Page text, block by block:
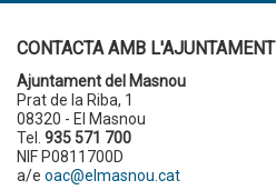
CONTACTA AMB L'AJUNTAMENT
Ajuntament del Masnou
Prat de la Riba, 1
08320 - El Masnou
Tel. 935 571 700
NIF P0811700D
a/e oac@elmasnou.cat